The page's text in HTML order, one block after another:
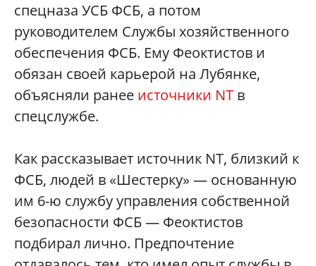
спецназа УСБ ФСБ, а потом
руководителем Службы хозяйственного
обеспечения ФСБ. Ему Феоктистов и
обязан своей карьерой на Лубянке,
объясняли ранее источники NT в
спецслужбе.
Как рассказывает источник NT, близкий к
ФСБ, людей в «Шестерку» — основанную
им 6-ю службу управления собственной
безопасности ФСБ — Феоктистов
подбирал лично. Предпочтение